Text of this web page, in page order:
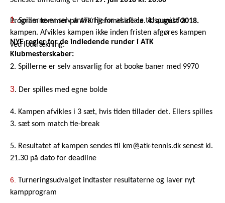
Program kommer på ATK hjemmeside ca.4. august 2018.
NYE regler for de indledende runder i ATK
Klubmesterskaber:
1. Spillerne er selv ansvarlig for at aftale tidspunkt for
kampen. Afvikles kampen ikke inden fristen afgøres kampen
ved lodtrækning.
​2. Spillerne er selv ansvarlig for at booke baner med 9970
3. Der spilles med egne bolde
4. Kampen afvikles i 3 sæt, hvis tiden tillader det. Ellers spilles
3. sæt som match tie-break
5. Resultatet af kampen sendes til km@atk-tennis.dk senest kl.
21.30 på dato for deadline
6. Turneringsudvalget indtaster resultaterne og laver nyt
kampprogram